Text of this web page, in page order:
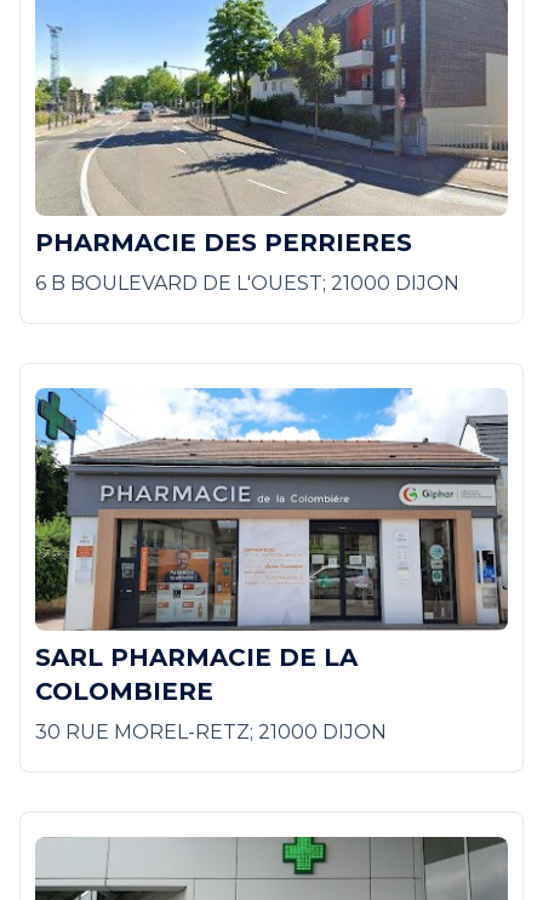
PHARMACIE DES PERRIERES
6 B BOULEVARD DE L'OUEST; 21000 DIJON
SARL PHARMACIE DE LA
COLOMBIERE
30 RUE MOREL-RETZ; 21000 DIJON